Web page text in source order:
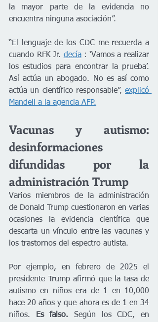
la mayor parte de la evidencia no
encuentra ninguna asociación”.
“El lenguaje de los CDC me recuerda a
cuando RFK Jr. decía : ‘Vamos a realizar
los estudios para encontrar la prueba’.
Así actúa un abogado. No es así como
actúa un científico responsable”, explicó
Mandell a la agencia AFP.
Vacunas y autismo:
desinformaciones
difundidas por la
administración Trump
Varios miembros de la administración
de Donald Trump cuestionaron en varias
ocasiones la evidencia científica que
descarta un vínculo entre las vacunas y
los trastornos del espectro autista.
Por ejemplo, en febrero de 2025 el
presidente Trump afirmó que la tasa de
autismo en niños era de 1 en 10,000
hace 20 años y que ahora es de 1 en 34
niños.
Es falso. Según los CDC, en